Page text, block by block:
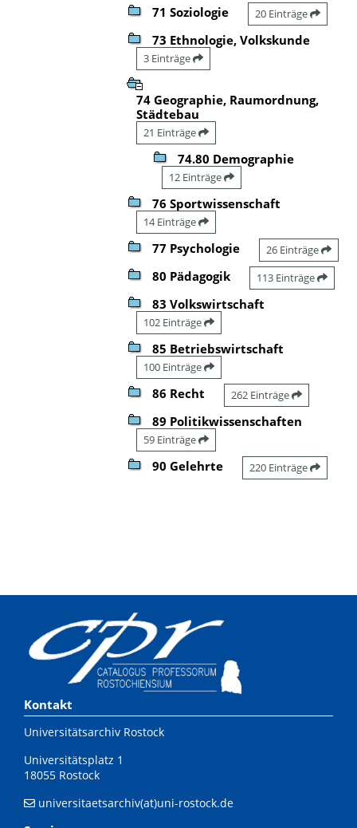
71 Soziologie 20 Einträge
73 Ethnologie, Volkskunde
3 Einträge
74 Geographie, Raumordnung,
Städtebau
21 Einträge
74.80 Demographie
12 Einträge
76 Sportwissenschaft
14 Einträge
77 Psychologie 26 Einträge
80 Pädagogik 113 Einträge
83 Volkswirtschaft
102 Einträge
85 Betriebswirtschaft
100 Einträge
86 Recht 262 Einträge
89 Politikwissenschaften
59 Einträge
90 Gelehrte 220 Einträge
Kontakt
Universitätsarchiv Rostock
Universitätsplatz 1
18055 Rostock
universitaetsarchiv(at)uni-rostock.de